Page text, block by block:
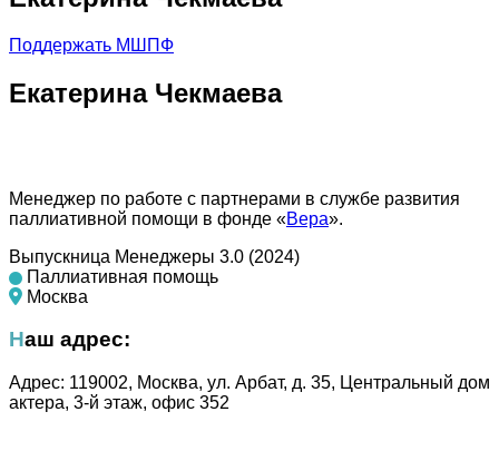
Поддержать МШПФ
Екатерина Чекмаева
Менеджер по работе с партнерами в службе развития
паллиативной помощи в фонде «Вера».
Выпускница Менеджеры 3.0 (2024)
Паллиативная помощь
Москва
Наш адрес:
Адрес: 119002, Москва, ул. Арбат, д. 35, Центральный дом
актера, 3-й этаж, офис 352